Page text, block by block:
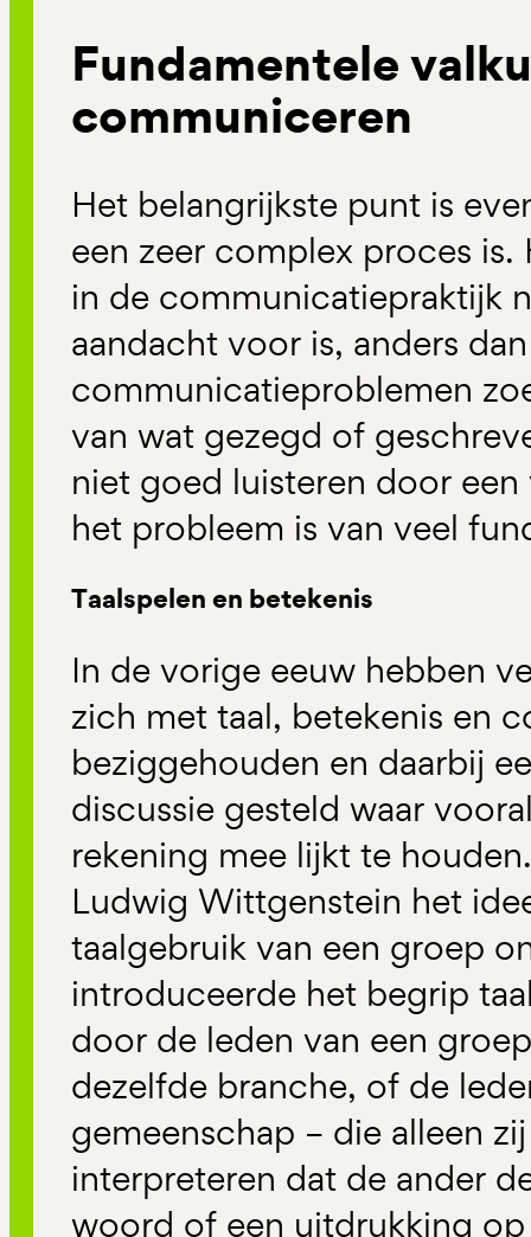
Fundamentele
communiceren
Het belangrijkste punt is
een zeer complex proces
in de communicatiepraktijk
aandacht voor is, anders
communicatieproblemen
van wat gezegd of
niet goed luisteren door
het probleem is van veel
Taalspelen en betekenis
In de vorige eeuw hebben
zich met taal, betekenis en
beziggehouden en daarbij
discussie gesteld waar
rekening mee lijkt te
Ludwig Wittgenstein het
taalgebruik van een groep
introduceerde het begrip
door de leden van een
dezelfde branche, of de
gemeenschap – die alleen
interpreteren dat de ander
woord of een uitdrukking